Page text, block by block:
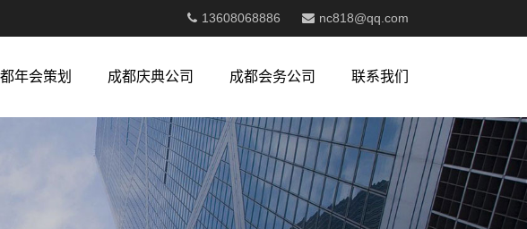
13608068886 nc818@qq.com
年会策划 成都庆典公司 成都会务公司 联系我们